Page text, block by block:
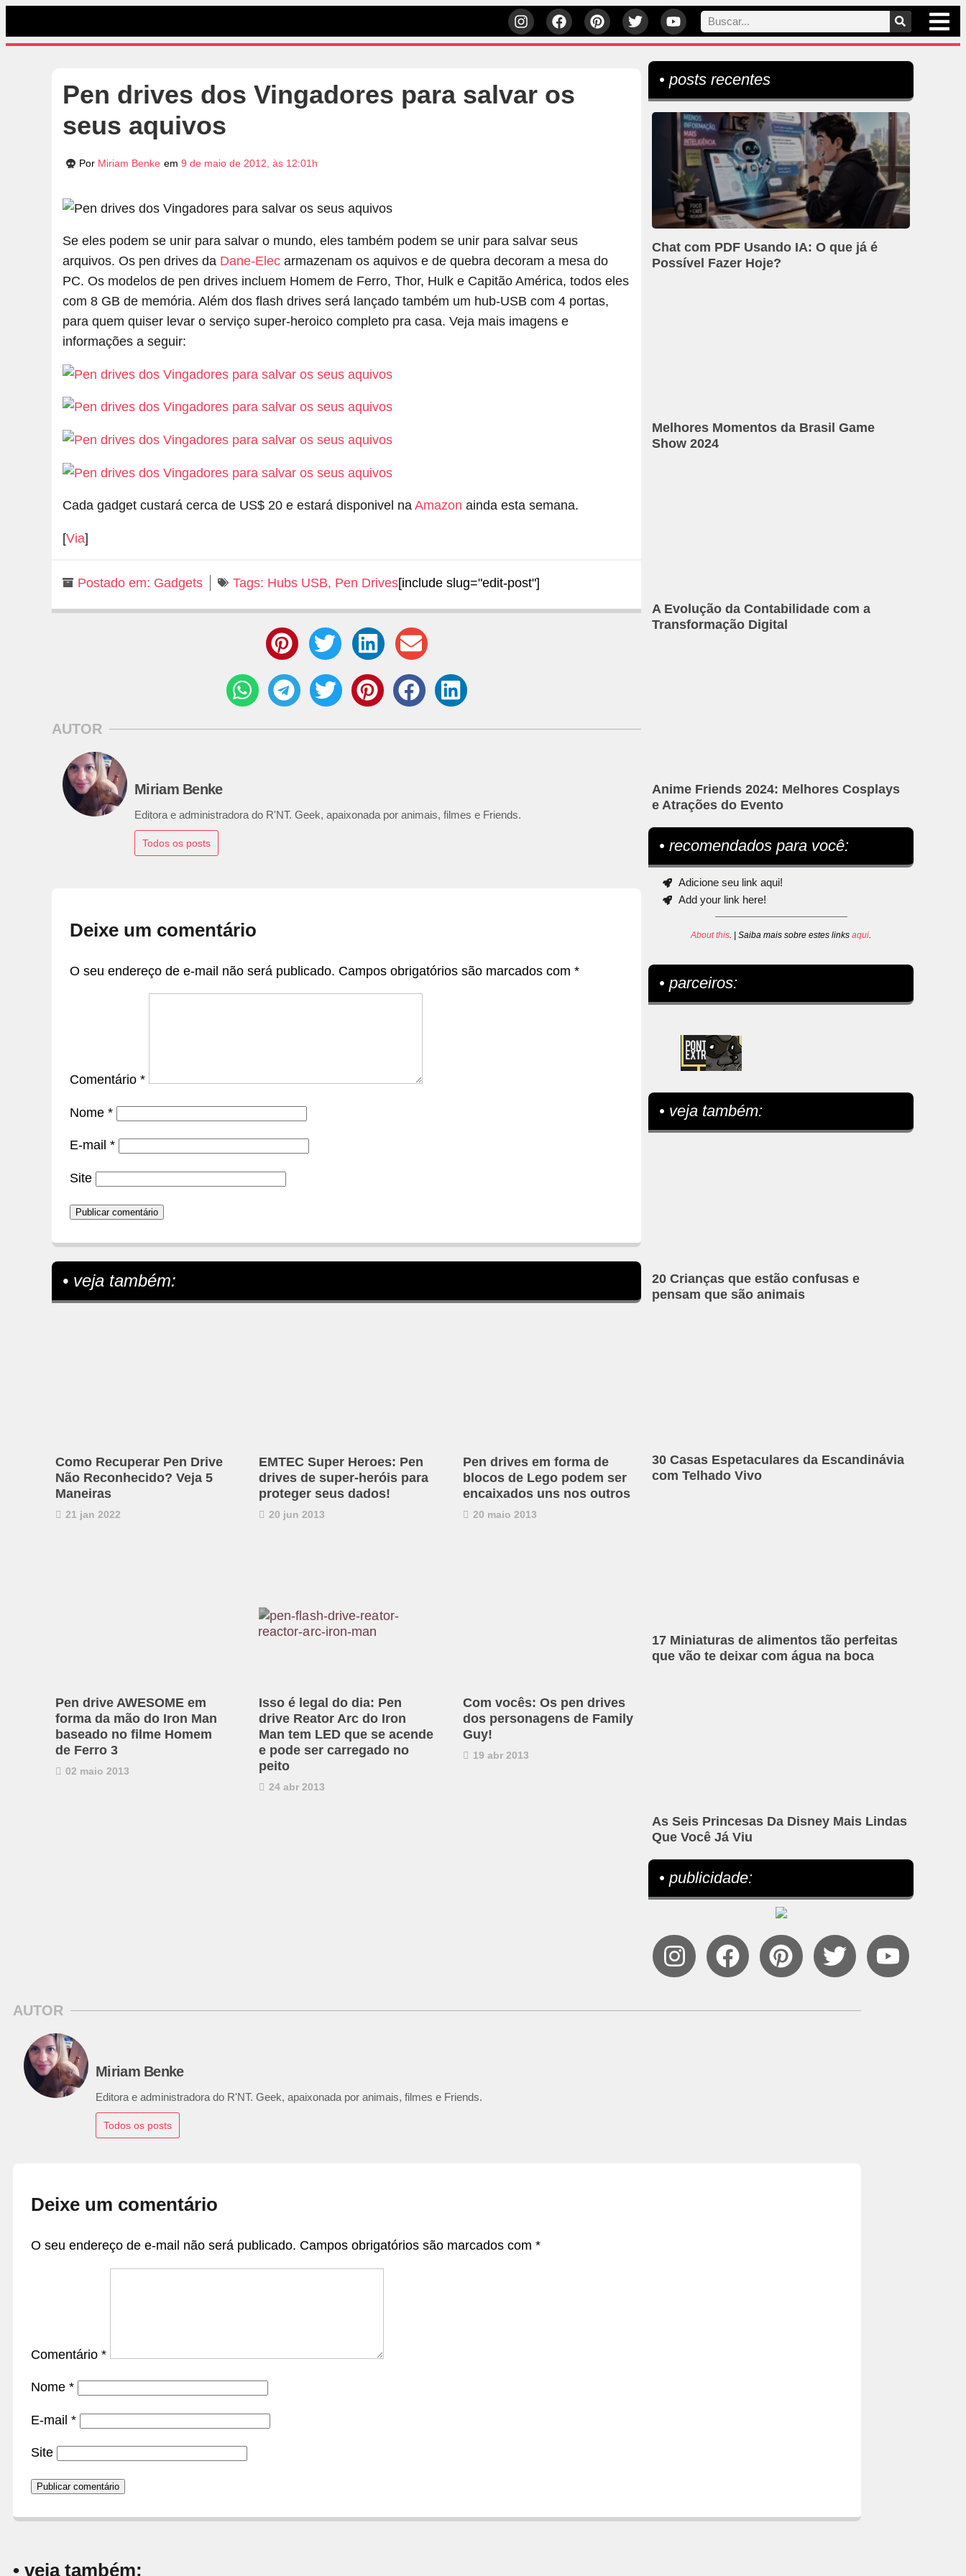
Pen drives dos Vingadores para salvar os
seus aquivos
Por Miriam Benke em 9 de maio de 2012, às 12:01h
Se eles podem se unir para salvar o mundo, eles também podem se unir para salvar seus
arquivos. Os pen drives da Dane-Elec armazenam os aquivos e de quebra decoram a mesa do
PC. Os modelos de pen drives incluem Homem de Ferro, Thor, Hulk e Capitão América, todos eles
com 8 GB de memória. Além dos flash drives será lançado também um hub-USB com 4 portas,
para quem quiser levar o serviço super-heroico completo pra casa. Veja mais imagens e
informações a seguir:
Cada gadget custará cerca de US$ 20 e estará disponivel na Amazon ainda esta semana.
[Via]
Postado em: Gadgets Tags: Hubs USB, Pen Drives[include slug="edit-post"]
AUTOR
Miriam Benke
Editora e administradora do R'NT. Geek, apaixonada por animais, filmes e Friends.
Todos os posts
Deixe um comentário
O seu endereço de e-mail não será publicado. Campos obrigatórios são marcados com *
Comentário *
Nome *
E-mail *
Site
• veja também:
Como Recuperar Pen Drive
Não Reconhecido? Veja 5
Maneiras
21 jan 2022
EMTEC Super Heroes: Pen
drives de super-heróis para
proteger seus dados!
20 jun 2013
Pen drives em forma de
blocos de Lego podem ser
encaixados uns nos outros
20 maio 2013
Pen drive AWESOME em
forma da mão do Iron Man
baseado no filme Homem
de Ferro 3
02 maio 2013
Isso é legal do dia: Pen
drive Reator Arc do Iron
Man tem LED que se acende
e pode ser carregado no
peito
24 abr 2013
Com vocês: Os pen drives
dos personagens de Family
Guy!
19 abr 2013
• posts recentes
Chat com PDF Usando IA: O que já é
Possível Fazer Hoje?
Melhores Momentos da Brasil Game
Show 2024
A Evolução da Contabilidade com a
Transformação Digital
Anime Friends 2024: Melhores Cosplays
e Atrações do Evento
• recomendados para você:
Adicione seu link aqui!
Add your link here!
About this. | Saiba mais sobre estes linksaqui.
• parceiros:
• veja também:
20 Crianças que estão confusas e
pensam que são animais
30 Casas Espetaculares da Escandinávia
com Telhado Vivo
17 Miniaturas de alimentos tão perfeitas
que vão te deixar com água na boca
As Seis Princesas Da Disney Mais Lindas
Que Você Já Viu
• publicidade:
AUTOR
Miriam Benke
Editora e administradora do R'NT. Geek, apaixonada por animais, filmes e Friends.
Todos os posts
Deixe um comentário
O seu endereço de e-mail não será publicado. Campos obrigatórios são marcados com *
Comentário *
Nome *
E-mail *
Site
• veja também: